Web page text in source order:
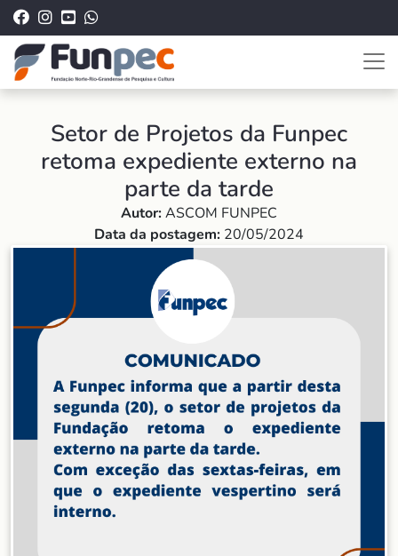
Setor de Projetos da Funpec
retoma expediente externo na
parte da tarde
Autor:ASCOM FUNPEC
Data da postagem: 20/05/2024